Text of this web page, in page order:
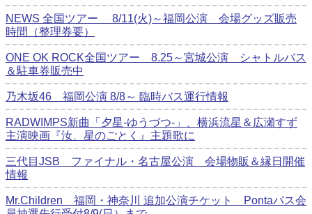
NEWS 全国ツアー 8/11(火)～福岡公演 会場グッズ販売
時間（整理券要）
ONE OK ROCK全国ツアー 8.25～宮城公演 シャトルバス
＆駐車券販売中
乃木坂46 福岡公演 8/8～ 臨時バス運行情報
RADWIMPS新曲「夕星-ゆうづつ-」、横浜流星＆広瀬すず
主演映画『汝、星のごとく』主題歌に
三代目JSB ファイナル・名古屋公演 会場物販＆縁日開催
情報
Mr.Children 福岡・神奈川 追加公演チケット Pontaパス会